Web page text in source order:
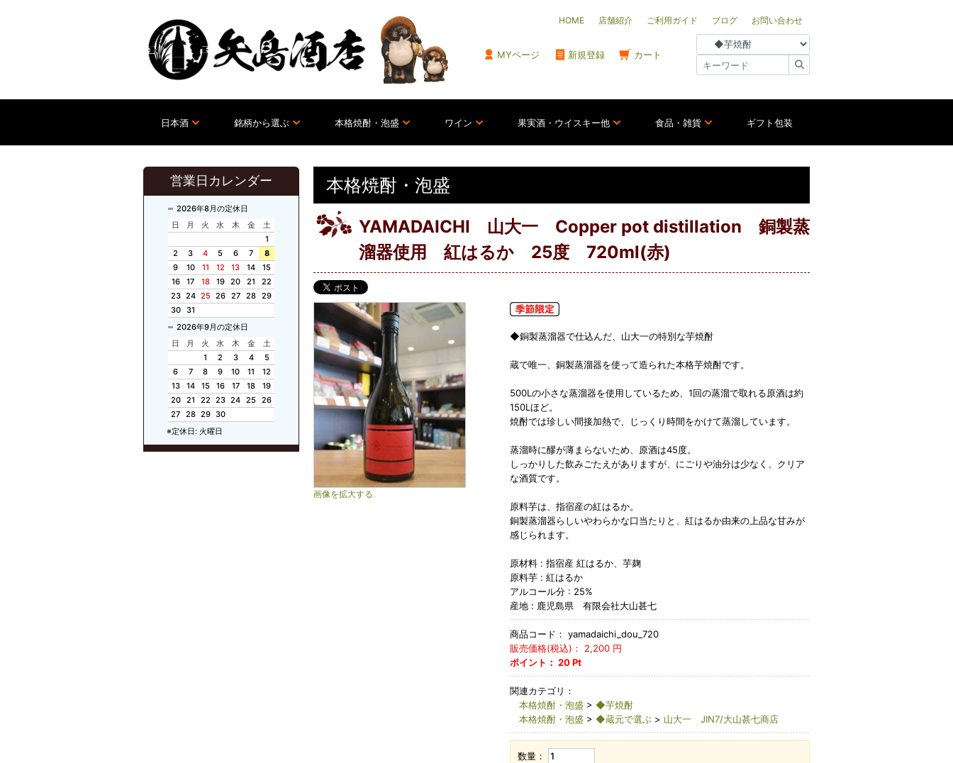
HOME 店舗紹介 ご利用ガイド ブログ お問い合わせ
MYページ 新規登録 カート
日本酒 銘柄から選ぶ 本格焼酎・泡盛 ワイン 果実酒・ウイスキー他 食品・雑貨 ギフト包装
営業日カレンダー
2026年8月の定休日
日
月 火 水 木 金
土
1
2
3 4 5 6 7
8
9
10 11 12 13 14
15
16
17 18 19 20 21
22
23 24 25 26 27 28 29
30
31
2026年9月の定休日
日
月 火 水 木 金
土
1
2 3 4
5
6
7 8 9 10 11
12
13
14 15 16 17 18
19
20
21 22 23 24 25 26
27 28 29 30
※定休日: 火曜日
本格焼酎・泡盛
YAMADAICHI 山大一 Copper pot distillation 銅製蒸
溜器使用 紅はるか 25度 720ml(赤)
画像を拡大する
◆銅製蒸溜器で仕込んだ、山大一の特別な芋焼酎
蔵で唯一、銅製蒸溜器を使って造られた本格芋焼酎です。
500Lの小さな蒸溜器を使用しているため、1回の蒸溜で取れる原酒は約
150Lほど。
焼酎では珍しい間接加熱で、じっくり時間をかけて蒸溜しています。
蒸溜時に醪が薄まらないため、原酒は45度。
しっかりした飲みごたえがありますが、にごりや油分は少なく、クリア
な酒質です。
原料芋は、指宿産の紅はるか。
銅製蒸溜器らしいやわらかな口当たりと、紅はるか由来の上品な甘みが
感じられます。
原材料 : 指宿産 紅はるか、芋麹
原料芋 : 紅はるか
アルコール分 : 25%
産地 : 鹿児島県 有限会社大山甚七
商品コード： yamadaichi_dou_720
販売価格(税込)：
2,200円
ポイント： 20Pt
関連カテゴリ：
本格焼酎・泡盛 > ◆芋焼酎
本格焼酎・泡盛 > ◆蔵元で選ぶ> 山大一 JIN7/大山甚七商店
数量：